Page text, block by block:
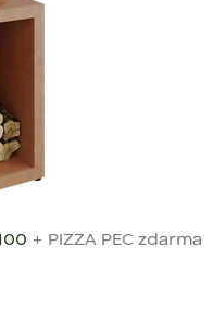
+ PIZZA PEC zdarma